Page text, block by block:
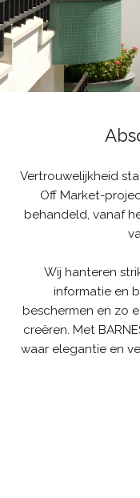
Vertrouwelijkheid
Off Market-
behandeld, vanaf
Wij hanteren
informatie en
beschermen en zo
creëren. Met
waar elegantie en